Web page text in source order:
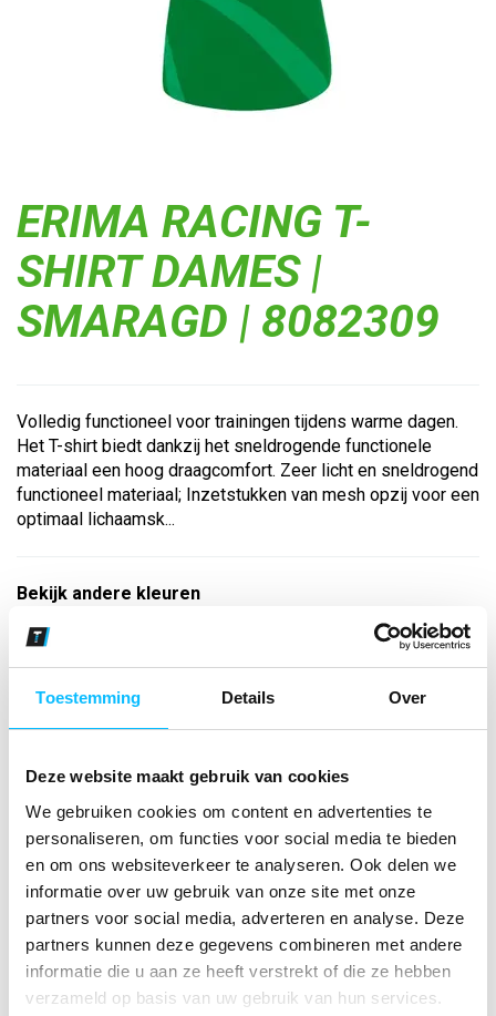
Toestemming Details Over
Deze website maakt gebruik van cookies
We gebruiken cookies om content en advertenties te
personaliseren, om functies voor social media te bieden
en om ons websiteverkeer te analyseren. Ook delen we
informatie over uw gebruik van onze site met onze
partners voor social media, adverteren en analyse. Deze
partners kunnen deze gegevens combineren met andere
informatie die u aan ze heeft verstrekt of die ze hebben
verzameld op basis van uw gebruik van hun services.
ERIMA RACING T-
SHIRT DAMES |
SMARAGD | 8082309
Volledig functioneel voor trainingen tijdens warme dagen.
Het T-shirt biedt dankzij het sneldrogende functionele
materiaal een hoog draagcomfort. Zeer licht en sneldrogend
functioneel materiaal; Inzetstukken van mesh opzij voor een
optimaal lichaamsk...
Bekijk andere kleuren
smaragd
Maat
Aantal
*Gratis verzending vanaf €150,- exclusief BTW
Kies kleur/maat
€ 29 ,01
€ 35 ,10 € 45,- incl BTW